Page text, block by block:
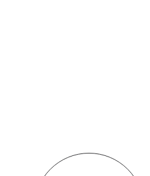
술이 필요합니다.정보통신기술
, 의사결정을 지원하려면 그 핵심
보시스템을 안전하게 보호하기 위